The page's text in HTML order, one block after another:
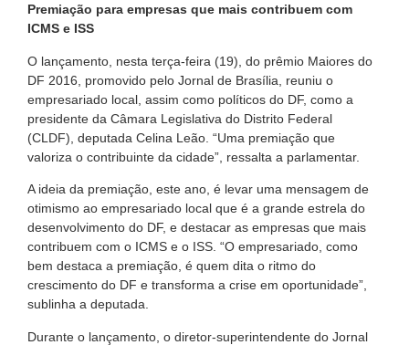
Premiação para empresas que mais contribuem com
ICMS e ISS
O lançamento, nesta terça-feira (19), do prêmio Maiores do
DF 2016, promovido pelo Jornal de Brasília, reuniu o
empresariado local, assim como políticos do DF, como a
presidente da Câmara Legislativa do Distrito Federal
(CLDF), deputada Celina Leão. “Uma premiação que
valoriza o contribuinte da cidade”, ressalta a parlamentar.
A ideia da premiação, este ano, é levar uma mensagem de
otimismo ao empresariado local que é a grande estrela do
desenvolvimento do DF, e destacar as empresas que mais
contribuem com o ICMS e o ISS. “O empresariado, como
bem destaca a premiação, é quem dita o ritmo do
crescimento do DF e transforma a crise em oportunidade”,
sublinha a deputada.
Durante o lançamento, o diretor-superintendente do Jornal